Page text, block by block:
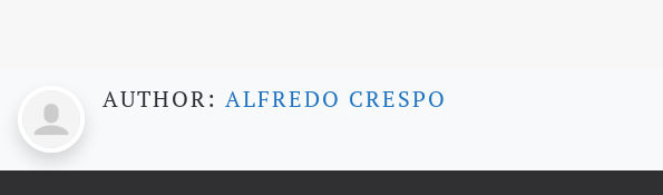
AUTHOR: ALFREDO CRESPO